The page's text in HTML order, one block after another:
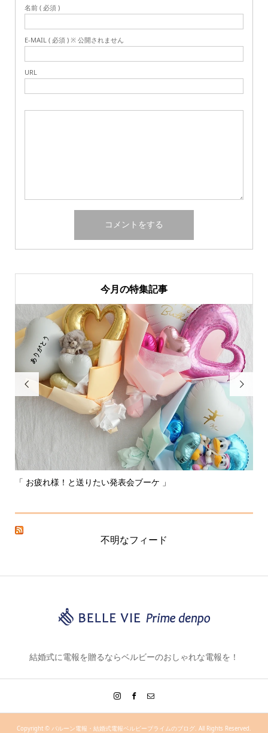
名前 ( 必須 )
E-MAIL ( 必須 ) ※ 公開されません
URL
今月の特集記事

「 お疲れ様！と送りたい発表会ブーケ 」

不明なフィード
結婚式に電報を贈るならベルビーのおしゃれな電報を！
Copyright © バルーン電報・結婚式電報ベルビープライムのブログ. All Rights Reserved.